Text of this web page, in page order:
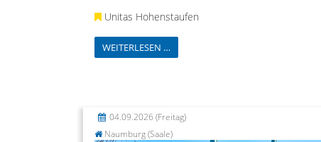
Unitas Hohenstaufen
WEITERLESEN …
04.09.2026 (Freitag)
Naumburg (Saale)